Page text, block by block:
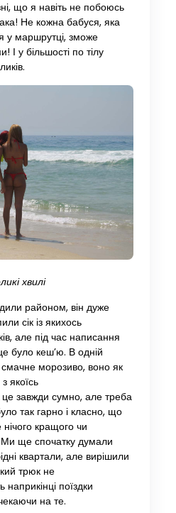
що я навіть не побоюсь
Не кожна бабуся, яка
у маршрутці, зможе
І у більшості по тілу
хвилі
районом, він дуже
сік із якихось
але під час написання
було кеш’ю. В одній
морозиво, воно як
якоїсь
завжди сумно, але треба
так гарно і класно, що
кращого чи
Ми ще спочатку думали
квартали, але вирішили
трюк не
наприкінці поїздки
на те.